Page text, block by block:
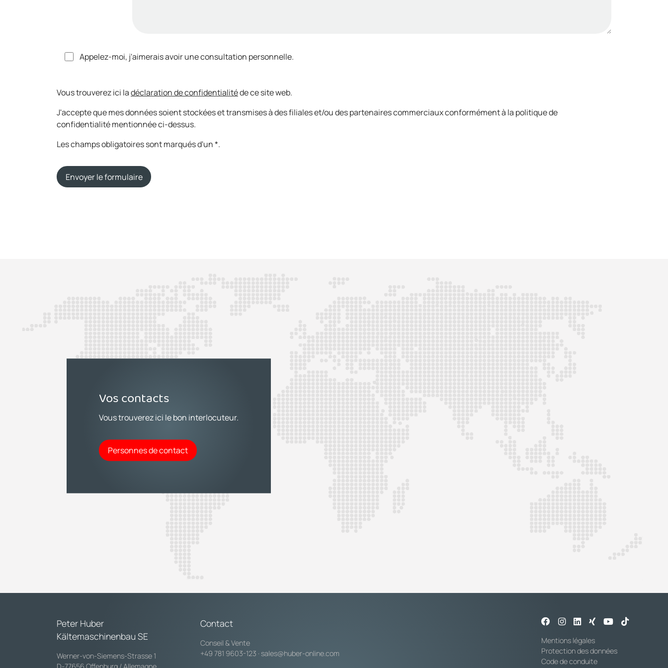
Appelez-moi, j'aimerais avoir une consultation personnelle.
Vous trouverez ici ladéclaration de confidentialitéde ce site web.
J'accepte que mes données soient stockées et transmises à des filiales et/ou des partenaires commerciaux conformément à la politique de
confidentialité mentionnée ci-dessus.
Les champs obligatoires sont marqués d'un *.
Envoyer le formulaire
Vos contacts
Vous trouverez ici le bon interlocuteur.
Personnes de contact
Peter Huber
Kältemaschinenbau SE
Werner-von-Siemens-Strasse 1
Contact
Conseil & Vente
+49 781 9603-123 · sales@huber-online.com
Mentions légales
Protection des données
Code de conduite